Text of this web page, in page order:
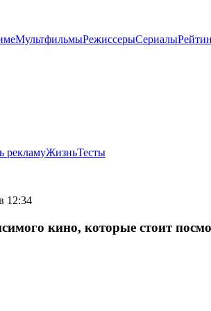
МультфильмыРежиссерыСериалы
рекламуЖизньТесты
12:34
кино, которые стоит